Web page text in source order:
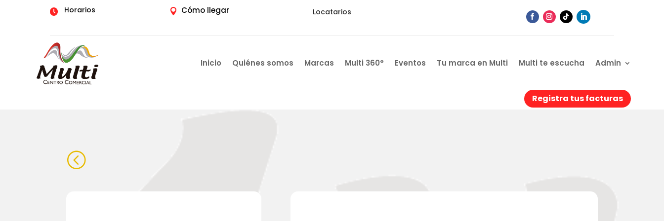
 Horarios  Cómo llegar Locatarios
Inicio Quiénes somos Marcas Multi 360° Eventos Tu marca en Multi Multi te escucha Admin
Registra tus facturas
<